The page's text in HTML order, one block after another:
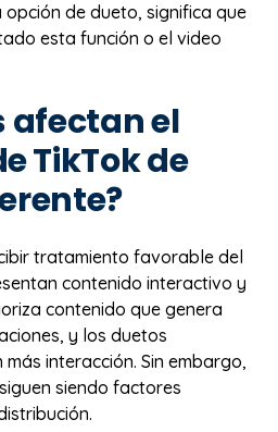
de dueto, significa que
esta función o el video
afectan el
TikTok de
tratamiento favorable del
contenido interactivo y
contenido que genera
y los duetos
interacción. Sin embargo,
siendo factores